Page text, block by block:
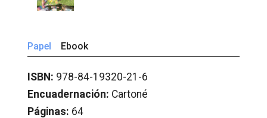
Papel Ebook
ISBN: 978-84-19320-21-6
Encuadernación: Cartoné
Páginas: 64